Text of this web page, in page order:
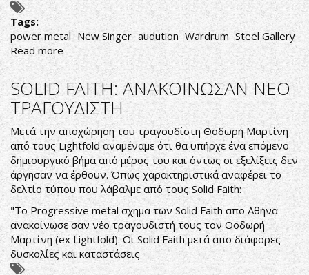
Tags:
power metal New Singer audution Wardrum Steel Gallery
Read more about
ΣΕ
ΑΝΑΖΗΤΗΣΗ
ΤΡΑΓΟΥΔΙΣΤΗ
ΟΙ
WARDRUM
SOLID FAITH: ΑΝΑΚΟΙΝΩΣΑΝ ΝΕΟ
ΤΡΑΓΟΥΔΙΣΤΗ
Μετά την αποχώρηση του τραγουδίστη Θοδωρή Μαρτίνη
από τους Lightfold αναμέναμε ότι θα υπήρχε ένα επόμενο
δημιουργικό βήμα από μέρος του και όντως οι εξελίξεις δεν
άργησαν να έρθουν. Όπως χαρακτηριστικά αναφέρει το
δελτίο τύπου που λάβαλμε από τους Solid Faith:
"Το Progressive metal σχημα των Solid Faith απο Αθήνα
ανακοίνωσε σαν νέο τραγουδιστή τους τον Θοδωρή
Μαρτίνη (ex Lightfold). Οι Solid Faith μετά απο διάφορες
δυσκολίες και καταστάσεις